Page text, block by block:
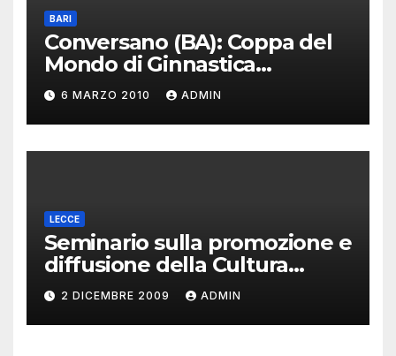
BARI
Conversano (BA): Coppa del
Mondo di Ginnastica
Aerobica
6 MARZO 2010 ADMIN
LECCE
Seminario sulla promozione e
diffusione della Cultura
Greca
2 DICEMBRE 2009 ADMIN